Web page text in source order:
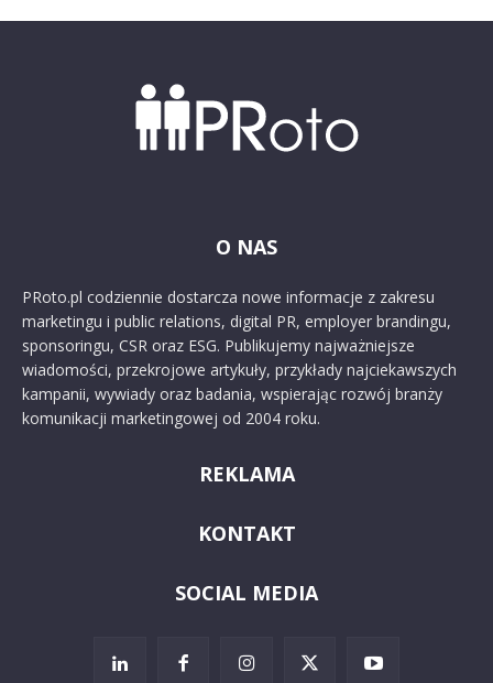
O NAS
PRoto.pl codziennie dostarcza nowe informacje z zakresu
marketingu i public relations, digital PR, employer brandingu,
sponsoringu, CSR oraz ESG. Publikujemy najważniejsze
wiadomości, przekrojowe artykuły, przykłady najciekawszych
kampanii, wywiady oraz badania, wspierając rozwój branży
komunikacji marketingowej od 2004 roku.
REKLAMA
KONTAKT
SOCIAL MEDIA